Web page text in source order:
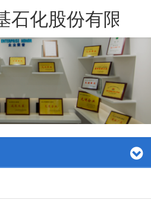
石化股份有限公